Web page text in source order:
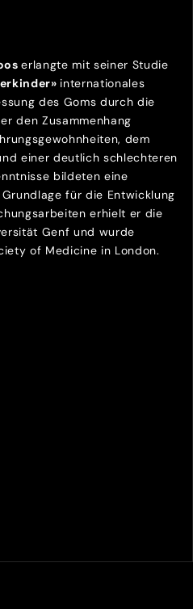
erlangte mit seiner Studie
internationales
des Goms durch die
den Zusammenhang
dem
einer deutlich schlechteren
bildeten eine
für die Entwicklung
erhielt er die
Genf und wurde
of Medicine in London.